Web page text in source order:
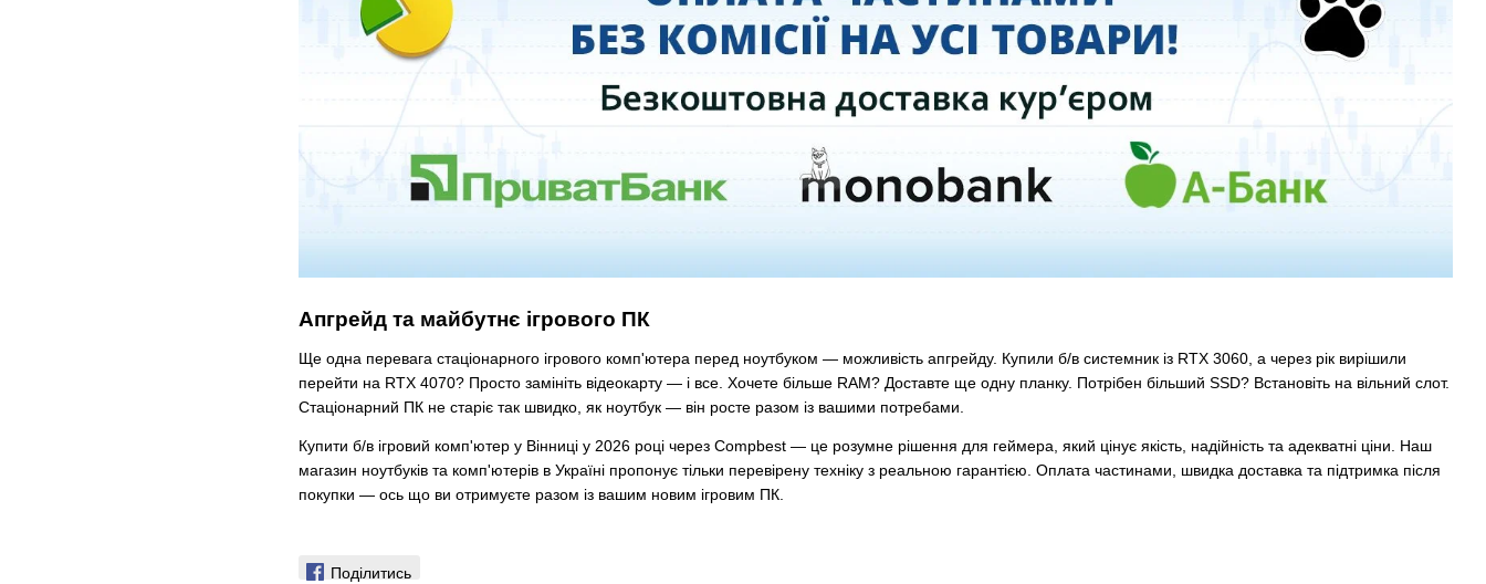
Апгрейд та майбутнє ігрового ПК
Ще одна перевага стаціонарного ігрового комп'ютера перед ноутбуком — можливість апгрейду. Купили б/в системник із RTX 3060, а через рік вирішили
перейти на RTX 4070? Просто замініть відеокарту — і все. Хочете більше RAM? Доставте ще одну планку. Потрібен більший SSD? Встановіть на вільний слот.
Стаціонарний ПК не старіє так швидко, як ноутбук — він росте разом із вашими потребами.
Купити б/в ігровий комп'ютер у Вінниці у 2026 році через Compbest — це розумне рішення для геймера, який цінує якість, надійність та адекватні ціни. Наш
магазин ноутбуків та комп'ютерів в Україні пропонує тільки перевірену техніку з реальною гарантією. Оплата частинами, швидка доставка та підтримка після
покупки — ось що ви отримуєте разом із вашим новим ігровим ПК.
Поділитись